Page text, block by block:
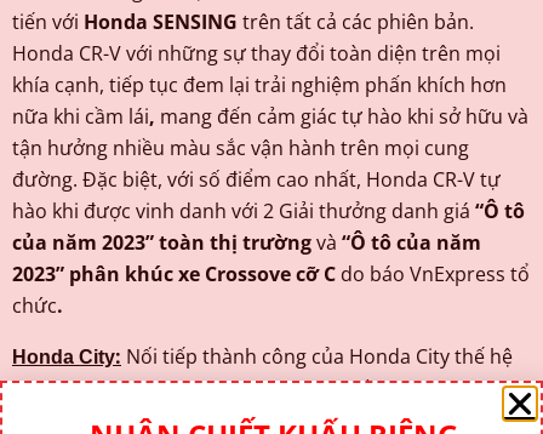
tiến với Honda SENSING trên tất cả các phiên bản.
Honda CR-V với những sự thay đổi toàn diện trên mọi
khía cạnh, tiếp tục đem lại trải nghiệm phấn khích hơn
nữa khi cầm lái, mang đến cảm giác tự hào khi sở hữu và
tận hưởng nhiều màu sắc vận hành trên mọi cung
đường. Đặc biệt, với số điểm cao nhất, Honda CR-V tự
hào khi được vinh danh với 2 Giải thưởng danh giá “Ô tô
của năm 2023” toàn thị trườngvà “Ô tô của năm
2023” phân khúcxe Crossove cỡ C do báo VnExpress tổ
chức.
Honda City: Nối tiếp thành công của Honda City thế hệ
thứ 5, Honda City mới chính thức ra mắt thị trường Việt
Nam mang đến một mẫu xe sedan“Thể thao hơn, An